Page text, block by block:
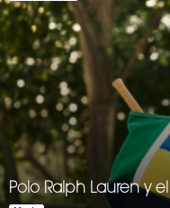
Polo Ralph Lauren y